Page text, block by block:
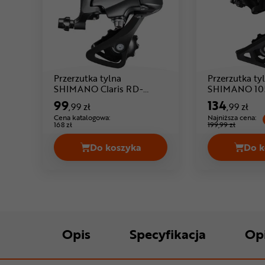
Przerzutka tylna
SHIMANO Claris RD-
R2000
99,99 zł
Cena katalogowa:
168 zł
Do koszyka
Przerzutka tylna SHIMANO Claris
Przerzutka
SHIMANO
134,99 zł
Najniższa cena:
199,99 zł
Do
Opis Specyfikacja